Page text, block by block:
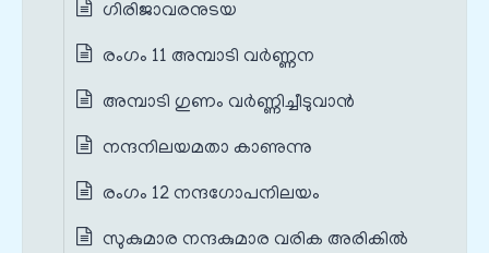
ഗിരിജാവരനുടയ
രംഗം 11 അമ്പാടി വർണ്ണന
അമ്പാടി ഗുണം വർണ്ണിച്ചീടുവാൻ
നന്ദനിലയമതാ കാണുന്നു
രംഗം 12 നന്ദഗോപനിലയം
സുകുമാര നന്ദകുമാര വരിക അരികിൽ